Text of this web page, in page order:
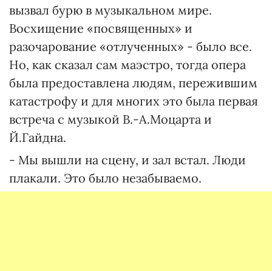
вызвал бурю в музыкальном мире.
Восхищение «посвященных» и
разочарование «отлученных» - было все.
Но, как сказал сам маэстро, тогда опера
была предоставлена людям, пережившим
катастрофу и для многих это была первая
встреча с музыкой В.-А.Моцарта и
Й.Гайдна.
- Мы вышли на сцену, и зал встал. Люди
плакали. Это было незабываемо.